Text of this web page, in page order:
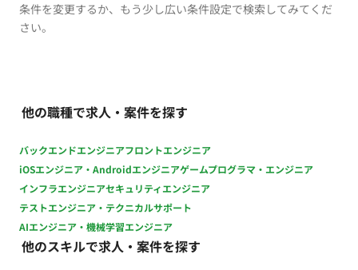
条件を変更するか、もう少し広い条件設定で検索してみてくだ
さい。
他の職種で求人・案件を探す
バックエンドエンジニアフロントエンジニア
iOSエンジニア・Androidエンジニアゲームプログラマ・エンジニア
インフラエンジニアセキュリティエンジニア
テストエンジニア・テクニカルサポート
AIエンジニア・機械学習エンジニア
他のスキルで求人・案件を探す